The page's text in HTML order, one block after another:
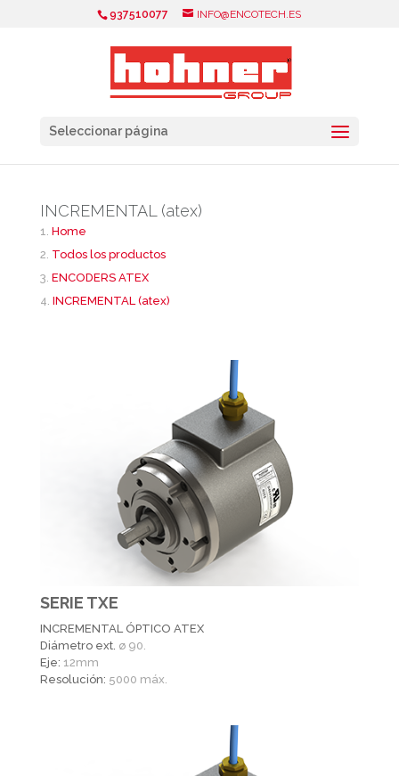
937510077 INFO@ENCOTECH.ES
Seleccionar página
INCREMENTAL (atex)
Home
Todos los productos
ENCODERS ATEX
INCREMENTAL (atex)
SERIE TXE
INCREMENTAL ÓPTICO ATEX
Diámetro ext. ø 90.
Eje: 12mm
Resolución: 5000 máx.